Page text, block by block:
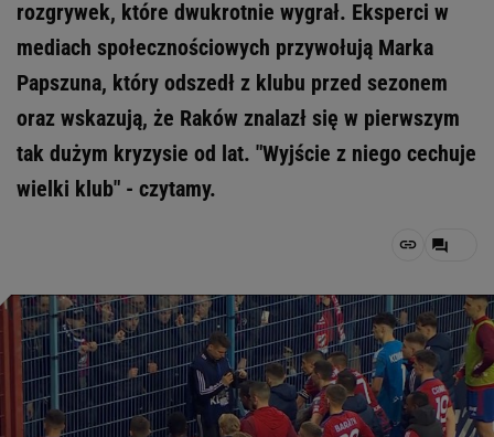
rozgrywek, które dwukrotnie wygrał. Eksperci w
mediach społecznościowych przywołują Marka
Papszuna, który odszedł z klubu przed sezonem
oraz wskazują, że Raków znalazł się w pierwszym
tak dużym kryzysie od lat. "Wyjście z niego cechuje
wielki klub" - czytamy.